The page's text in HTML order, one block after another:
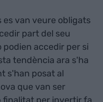
van veure obligats
part del seu
accedir per si
tendència ara s'ha
s'han posat al
que van ser
finalitat per invertir fa